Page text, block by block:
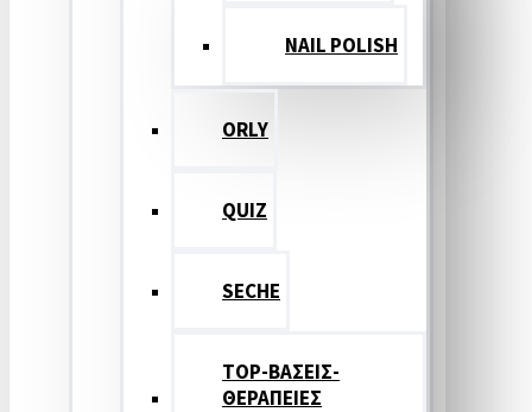
NAIL POLISH
ORLY
QUIZ
SECHE
TOP-ΒΑΣΕΙΣ-
ΘΕΡΑΠΕΙΕΣ